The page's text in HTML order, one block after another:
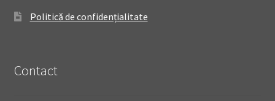
Politică de confidențialitate
Contact